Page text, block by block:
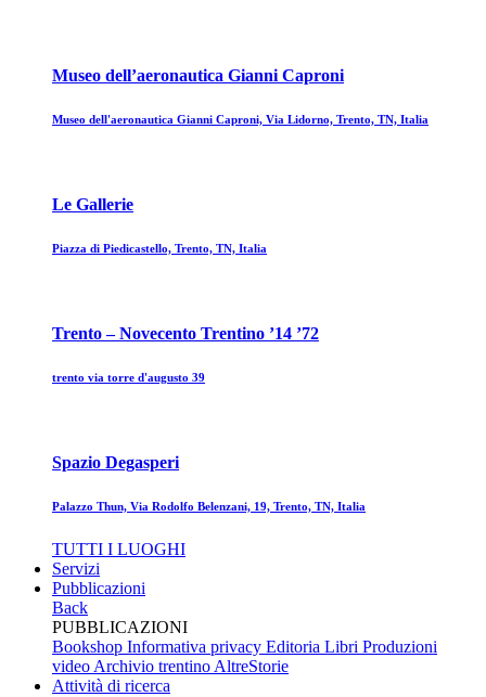
Museo dell’aeronautica Gianni Caproni
Museo dell'aeronautica Gianni Caproni, Via Lidorno, Trento, TN, Italia
Le Gallerie
Piazza di Piedicastello, Trento, TN, Italia
Trento – Novecento Trentino ’14 ’72
trento via torre d'augusto 39
Spazio Degasperi
Palazzo Thun, Via Rodolfo Belenzani, 19, Trento, TN, Italia
TUTTI I LUOGHI
Servizi
Pubblicazioni
Back
PUBBLICAZIONI
Bookshop Informativa privacy Editoria Libri Produzioni
videoArchivio trentinoAltreStorie
Attività di ricerca